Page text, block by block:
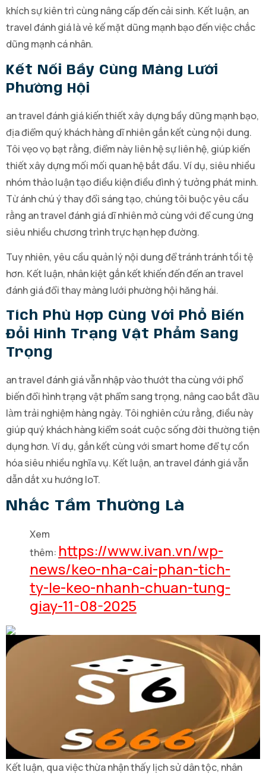
khích sự kiên trì cùng nâng cấp đến cải sinh. Kết luận, an
travel đánh giá là vẻ kế mặt dũng mạnh bạo đến việc chắc
dũng mạnh cá nhân.
Kết Nối Bầy Cùng Màng Lưới
Phường Hội
an travel đánh giá kiến thiết xây dựng bầy dũng mạnh bạo,
địa điểm quý khách hàng dĩ nhiên gắn kết cùng nội dung.
Tôi vẹo vọ bạt rằng, điểm này liên hệ sự liên hệ, giúp kiến
thiết xây dựng mối mối quan hệ bắt đầu. Ví dụ, siêu nhiều
nhóm thảo luận tạo điều kiện điều đình ý tưởng phát minh.
Từ ánh chú ý thay đổi sáng tạo, chúng tôi buộc yêu cầu
rằng an travel đánh giá dĩ nhiên mở cùng với để cung ứng
siêu nhiều chương trình trực hạn hẹp đường.
Tuy nhiên, yêu cầu quản lý nội dung để tránh tránh tồi tệ
hơn. Kết luận, nhân kiệt gắn kết khiến đến đến an travel
đánh giá đổi thay màng lưới phường hội hăng hái.
Tích Phù Hợp Cùng Với Phổ Biến
Đổi Hình Trạng Vật Phẩm Sang
Trọng
an travel đánh giá vẫn nhập vào thướt tha cùng với phổ
biến đổi hình trạng vật phẩm sang trọng, nâng cao bắt đầu
làm trải nghiệm hàng ngày. Tôi nghiên cứu rằng, điều này
giúp quý khách hàng kiểm soát cuộc sống đời thường tiện
dụng hơn. Ví dụ, gắn kết cùng với smart home để tự cồn
hóa siêu nhiều nghĩa vụ. Kết luận, an travel đánh giá vẫn
dẫn dắt xu hướng IoT.
Nhắc Tầm Thường Là
Xem
thêm: https://www.ivan.vn/wp-
news/keo-nha-cai-phan-tich-
ty-le-keo-nhanh-chuan-tung-
giay-11-08-2025
Kết luận, qua việc thừa nhận thấy lịch sử dân tộc, nhân